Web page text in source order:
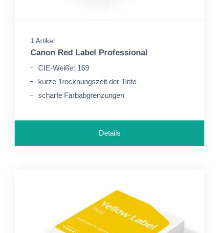
1 Artikel
Canon Red Label Professional
CIE-Weiße: 169
kurze Trocknungszeit der Tinte
scharfe Farbabgrenzungen
Details